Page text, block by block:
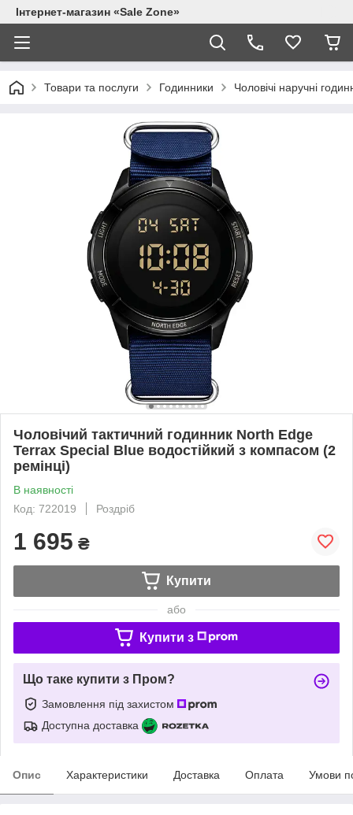
Інтернет-магазин «Sale Zone»
Товари та послуги Годинники Чоловічі наручні
Чоловічий тактичний годинник North Edge
Terrax Special Blue водостійкий з компасом (2
ремінці)
В наявності
Код: 722019
Роздріб
1 695 ₴
Купити
або
Купити з
Що таке купити з Пром?
Замовлення під захистом
Доступна доставка
Опис Характеристики Доставка Оплата Умови